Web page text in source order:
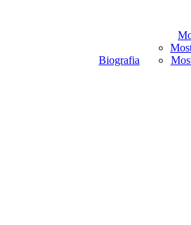
Biografia